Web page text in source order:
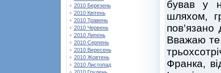
2010 Березень
2010 Квітень
2010 Травень
2010 Червень
2010 Липень
2010 Серпень
2010 Вересень
2010 Жовтень
2010 Листопад
бував у
шляхом,
пов’язано
Вважаю
Франка,